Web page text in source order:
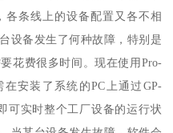
条线上的设备配置又各不相
设备发生了何种故障，特别是
花费很多时间。现在使用Pro-
安装了系统的PC上通过GP-
可实时整个工厂设备的运行状